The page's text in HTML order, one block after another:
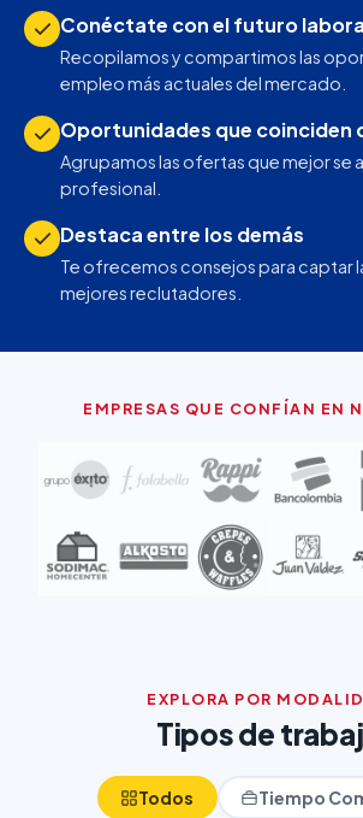
Conéctate con el futuro
Recopilamos y compartimos las
empleo más actuales del mercado.
Oportunidades que coinciden
Agrupamos las ofertas que mejor se
profesional.
Destaca entre los demás
Te ofrecemos consejos para captar
mejores reclutadores.
EMPRESAS QUE CONFÍAN EN
EXPLORA POR
Tipos de
Todos
Tiempo